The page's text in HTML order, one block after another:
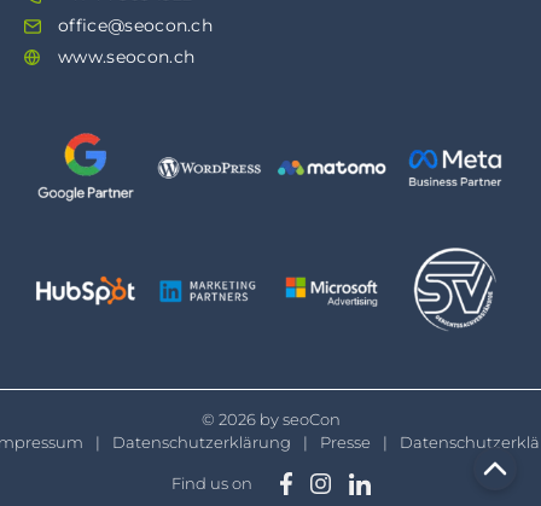
office@seocon.ch
www.seocon.ch
© 2026 by seoCon
Datenschutzerklärung Presse
Find us on